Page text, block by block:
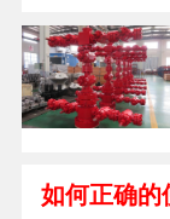
面临异常情
下游装置故
操作失误导
这些紧急情
地面...